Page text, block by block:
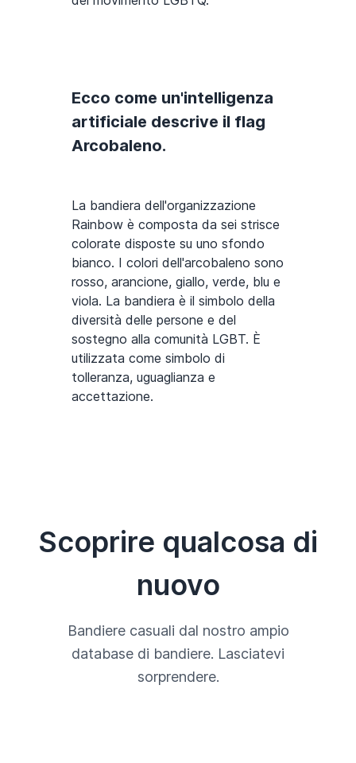
Ecco come un'intelligenza
artificiale descrive il flag
Arcobaleno.
La bandiera dell'organizzazione
Rainbow è composta da sei strisce
colorate disposte su uno sfondo
bianco. I colori dell'arcobaleno sono
rosso, arancione, giallo, verde, blu e
viola. La bandiera è il simbolo della
diversità delle persone e del
sostegno alla comunità LGBT. È
utilizzata come simbolo di
tolleranza, uguaglianza e
accettazione.
Scoprire qualcosa di
nuovo
Bandiere casuali dal nostro ampio
database di bandiere. Lasciatevi
sorprendere.